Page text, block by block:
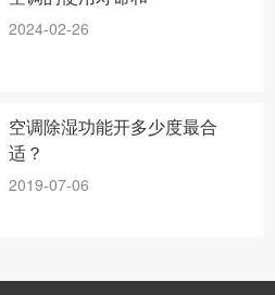
2024-02-26
空调除湿功能开多少度最合
适？
2019-07-06